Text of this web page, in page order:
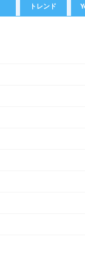
トレンド